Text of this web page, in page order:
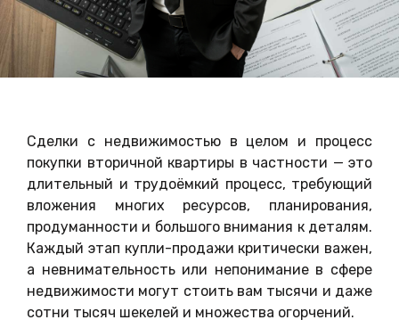
format_underlined Underline links
font_download Mark links
Reset
cached
Сделки с недвижимостью в целом и процесс
покупки вторичной квартиры в частности — это
длительный и трудоёмкий процесс, требующий
вложения многих ресурсов, планирования,
продуманности и большого внимания к деталям.
Каждый этап купли-продажи критически важен,
а невнимательность или непонимание в сфере
недвижимости могут стоить вам тысячи и даже
сотни тысяч шекелей и множества огорчений.